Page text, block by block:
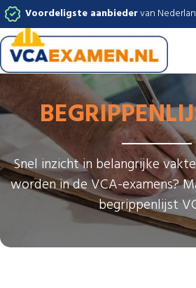
Voordeligste aanbiedervan
Snel inzicht in belangrijke
worden in de VCA-examens?
begrippenlijst